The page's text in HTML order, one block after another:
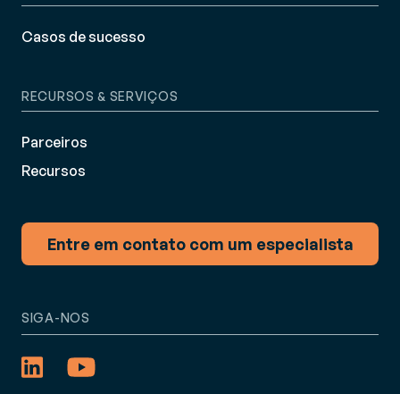
Casos de sucesso
RECURSOS & SERVIÇOS
Parceiros
Recursos
Entre em contato com um especialista
SIGA-NOS